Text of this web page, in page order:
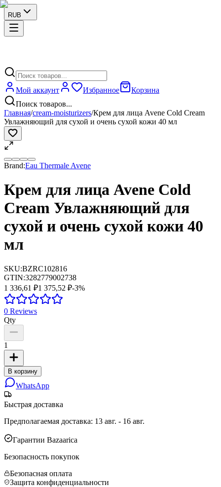
RUB
Мой аккаунт Избранное
Корзина
Поиск товаров...
Главная/cream-moisturizers/Крем для лица Avene Cold Cream
Увлажняющий для сухой и очень сухой кожи 40 мл
Brand:Eau Thermale Avene
Крем для лица Avene Cold
Cream Увлажняющий для
сухой и очень сухой кожи 40
мл
SKU:BZRC102816
GTIN:3282779002738
1 336,61 ₽1 375,52 ₽-3%
0 Reviews
Qty
1
В корзину
WhatsApp
Быстрая доставка
Предполагаемая доставка: 13 авг. - 16 авг.
Гарантии Bazaarica
Безопасность покупок
Безопасная оплата
Защита конфиденциальности